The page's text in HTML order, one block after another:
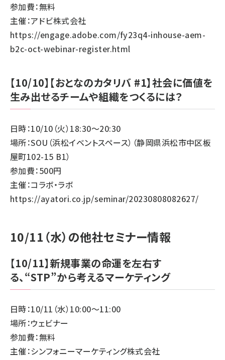
参加費：無料
主催：アドビ株式会社
https://engage.adobe.com/fy23q4-inhouse-aem-
b2c-oct-webinar-register.html
【10/10】【おとなのカタリバ #1】社会に価値を
生み出せるチームや組織をつくるには？
日時：10/10（火）18:30～20:30
場所：SOU（浜松イベントスペース）（静岡県浜松市中区板
屋町102-15 B1）
参加費：500円
主催：コラボ・ラボ
https://ayatori.co.jp/seminar/20230808082627/
10/11（水）の他社セミナー情報
【10/11】新規事業の命運を左右す
る、“STP”から考えるマーケティング
日時：10/11（水）10:00～11:00
場所：ウェビナー
参加費：無料
主催：シンフォニーマーケティング株式会社